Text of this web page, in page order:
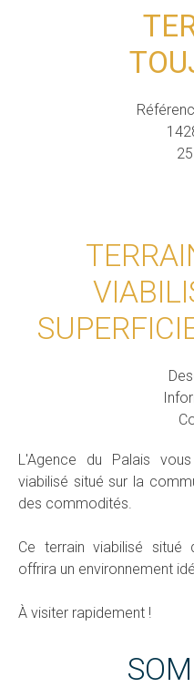
L'Agence du Palais
viabilisé situé sur la
des commodités.
Ce terrain viabilisé situé
offrira un environnement
À visiter rapidement !